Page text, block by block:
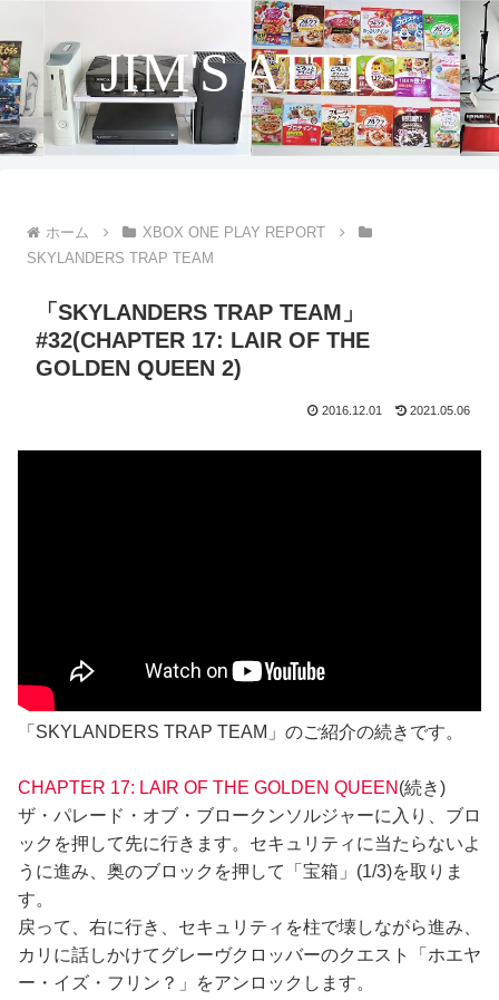
JIM'S ATTIC
ホーム
XBOX ONE PLAY REPORT
SKYLANDERS TRAP TEAM
「SKYLANDERS TRAP TEAM」
#32(CHAPTER 17: LAIR OF THE
GOLDEN QUEEN 2)
2016.12.01 2021.05.06
「SKYLANDERS TRAP TEAM」のご紹介の続きです。
CHAPTER 17: LAIR OF THE GOLDEN QUEEN (続き)
ザ・パレード・オブ・ブロークンソルジャーに入り、ブロ
ックを押して先に行きます。セキュリティに当たらないよ
うに進み、奥のブロックを押して「宝箱」(1/3)を取りま
す。
戻って、右に行き、セキュリティを柱で壊しながら進み、
カリに話しかけてグレーヴクロッバーのクエスト「ホエヤ
ー・イズ・フリン？」をアンロックします。